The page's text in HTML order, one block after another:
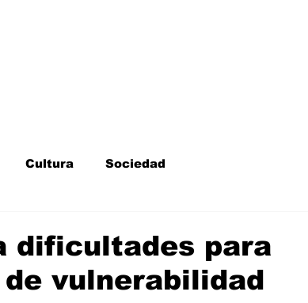
Cultura Sociedad
Fiestas Mayores
dificultades para
vulnerabilidad